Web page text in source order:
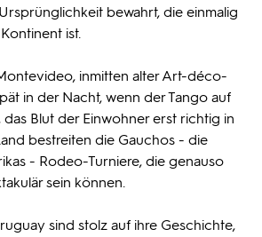
bewahrt, die einmalig
ist.
inmitten alter Art-déco-
in der Nacht, wenn der Tango auf
Blut der Einwohner erst richtig in
bestreiten die Gauchos - die
- Rodeo-Turniere, die genauso
sein können.
sind stolz auf ihre Geschichte,